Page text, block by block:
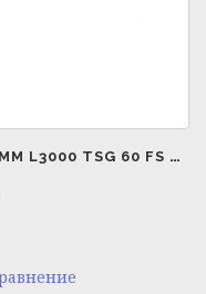
РАЗДЕЛИТЕЛЬ ДЛЯ ЛОТКА H=60ММ L3000 TSG 60 FS OBO 6062068